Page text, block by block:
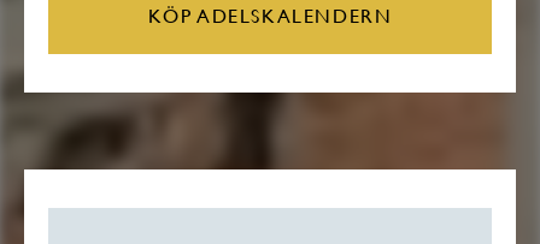
KÖP ADELSKALENDERN